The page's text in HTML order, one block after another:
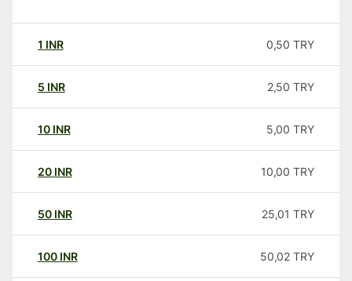
1 INR 0,50 TRY
5 INR 2,50 TRY
10 INR 5,00 TRY
20 INR 10,00 TRY
50 INR 25,01 TRY
100 INR 50,02 TRY